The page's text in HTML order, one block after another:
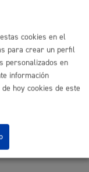
cookies en el
para crear un perfil
personalizados en
información
hoy cookies de este